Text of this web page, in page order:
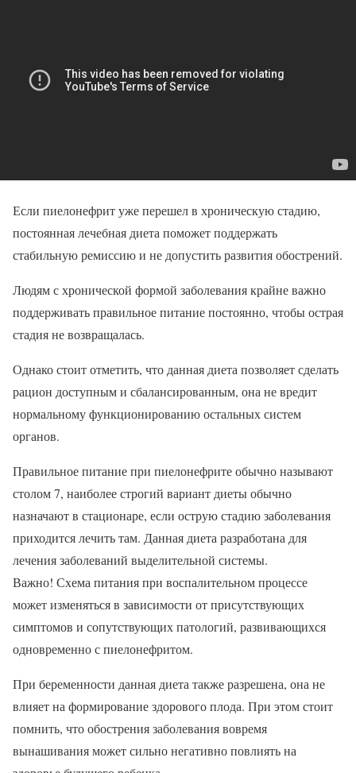
Если пиелонефрит уже перешел в хроническую стадию,
постоянная лечебная диета поможет поддержать
стабильную ремиссию и не допустить развития обострений.
Людям с хронической формой заболевания крайне важно
поддерживать правильное питание постоянно, чтобы острая
стадия не возвращалась.
Однако стоит отметить, что данная диета позволяет сделать
рацион доступным и сбалансированным, она не вредит
нормальному функционированию остальных систем
органов.
Правильное питание при пиелонефрите обычно называют
столом 7, наиболее строгий вариант диеты обычно
назначают в стационаре, если острую стадию заболевания
приходится лечить там. Данная диета разработана для
лечения заболеваний выделительной системы.
Важно! Схема питания при воспалительном процессе
может изменяться в зависимости от присутствующих
симптомов и сопутствующих патологий, развивающихся
одновременно с пиелонефритом.
При беременности данная диета также разрешена, она не
влияет на формирование здорового плода. При этом стоит
помнить, что обострения заболевания вовремя
вынашивания может сильно негативно повлиять на